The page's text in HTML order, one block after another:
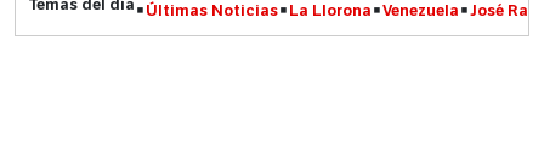
Últimas Noticias La Llorona Venezuela José